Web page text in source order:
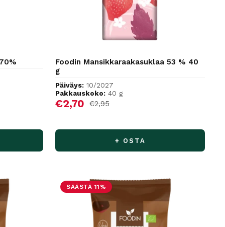
Foodin Mansikkaraakasuklaa 53 % 40
g
Päiväys: 10/2027
Pakkauskoko: 40 g
Alennushinta
€2,70 Normaalihinta
€2,95
+ OSTA
SÄÄSTÄ 11%